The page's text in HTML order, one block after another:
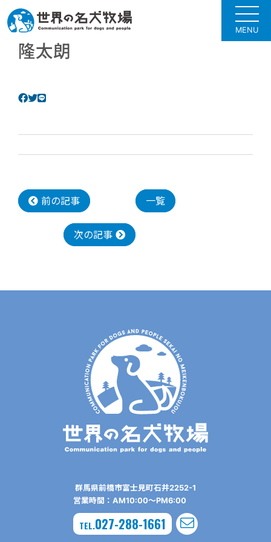
MENU
隆太朗
前の記事 一覧
次の記事
群⾺県前橋市富⼠⾒町⽯井2252-1
営業時間：AM10:00〜PM6:00
TEL.027-288-1661